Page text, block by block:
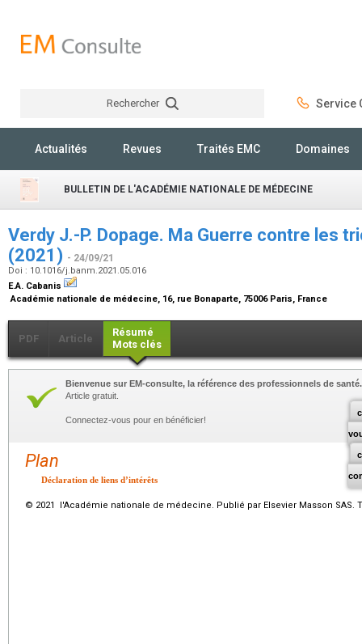
Rechercher Service
Actualités Revues Traités EMC Domaines
BULLETIN DE L'ACADÉMIE NATIONALE DE MÉDECINE
Verdy J.-P. Dopage. Ma Guerre contre les
(2021) - 24/09/21
Doi : 10.1016/j.banm.2021.05.016
E.A. Cabanis
Académie nationale de médecine, 16, rue Bonaparte, 75006 Paris, France
PDF Article
Résumé
Mots clés
Bienvenue sur EM-consulte, la référence des professionnels de santé.
Article gratuit.
Connectez-vous pour en bénéficier!
Plan
Déclaration de liens d’intérêts
© 2021 l'Académie nationale de médecine. Publié par Elsevier Masson SAS.